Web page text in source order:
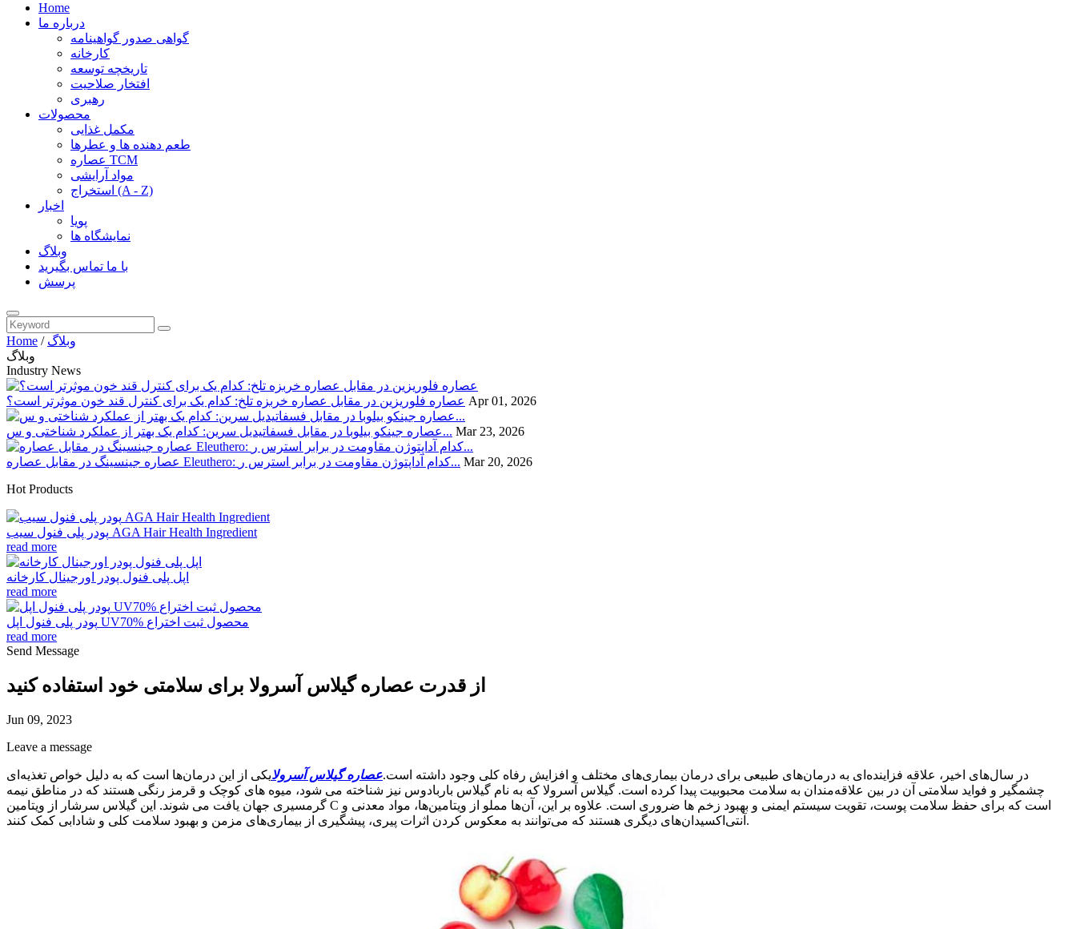
Home
درباره ما
گواهی صدور گواهینامه
کارخانه
تاریخچه توسعه
افتخار صلاحیت
رهبری
محصولات
مکمل غذایی
طعم دهنده ها و عطرها
عصاره TCM
مواد آرایشی
استخراج (A - Z)
اخبار
پویا
نمایشگاه ها
وبلاگ
با ما تماس بگیرید
پرسش
Home / وبلاگ
وبلاگ
Industry News
عصاره فلوریزین در مقابل عصاره خربزه تلخ: کدام یک برای کنترل قند خون موثرتر است؟ Apr 01, 2026
عصاره جینکو بیلوبا در مقابل فسفاتیدیل سرین: کدام یک بهتر از عملکرد شناختی و س... Mar 23, 2026
عصاره جینسینگ در مقابل عصاره Eleuthero: کدام آداپتوژن مقاومت در برابر استرس ر... Mar 20, 2026
Hot Products
پودر پلی فنول سیب AGA Hair Health Ingredient
read more
اپل پلی فنول پودر اورجینال کارخانه
read more
پودر پلی فنول اپل UV70% محصول ثبت اختراع
read more
Send Message
از قدرت عصاره گیلاس آسرولا برای سلامتی خود استفاده کنید
Jun 09, 2023
Leave a message
در سال‌های اخیر، علاقه فزاینده‌ای به درمان‌های طبیعی برای درمان بیماری‌های مختلف و افزایش رفاه کلی وجود داشته است.عصاره گیلاس آسرولایکی از این درمان‌ها است که به دلیل خواص تغذیه‌ای
چشمگیر و فواید سلامتی آن در بین علاقه‌مندان به سلامت محبوبیت پیدا کرده است. گیلاس آسرولا که به نام گیلاس باربادوس نیز شناخته می شود، میوه های کوچک و قرمز رنگی هستند که در مناطق نیمه
گرمسیری جهان یافت می شوند. این گیلاس سرشار از ویتامین C است که برای حفظ سلامت پوست، تقویت سیستم ایمنی و بهبود زخم ها ضروری است. علاوه بر این، آن‌ها مملو از ویتامین‌ها، مواد معدنی و
آنتی‌اکسیدان‌های دیگری هستند که می‌توانند به معکوس کردن اثرات پیری، پیشگیری از بیماری‌های مزمن و بهبود سلامت کلی و شادابی کمک کنند.